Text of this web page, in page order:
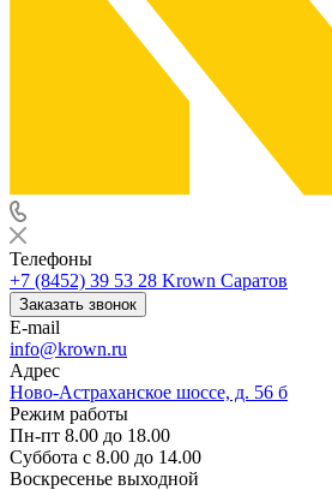
Телефоны
+7 (8452) 39 53 28 Krown Саратов
Заказать звонок
E-mail
info@krown.ru
Адрес
Ново-Астраханское шоссе, д. 56 б
Режим работы
Пн-пт 8.00 до 18.00
Суббота с 8.00 до 14.00
Воскресенье выходной